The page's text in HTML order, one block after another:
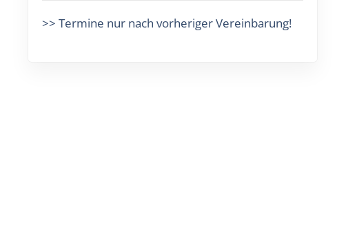
>> Termine nur nach vorheriger Vereinbarung!